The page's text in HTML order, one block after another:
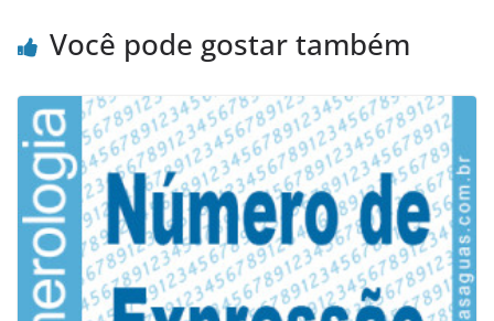
Você pode gostar também